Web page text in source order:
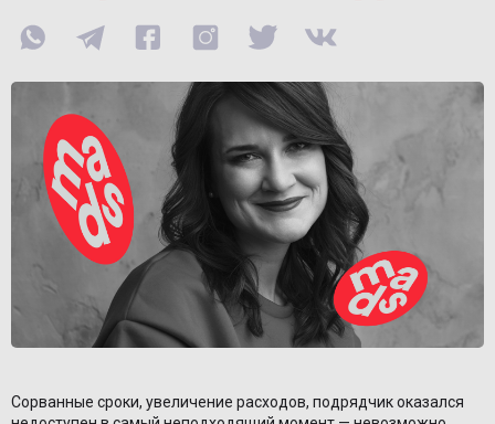
Сорванные сроки, увеличение расходов, подрядчик оказался